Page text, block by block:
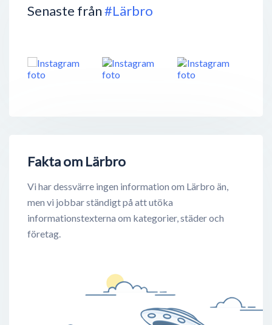
Senaste från#Lärbro
Fakta om Lärbro
Vi har dessvärre ingen information om Lärbro än,
men vi jobbar ständigt på att utöka
informationstexterna om kategorier, städer och
företag.